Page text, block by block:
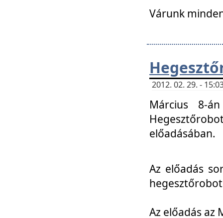
Várunk
2012. 02. 29. -
Március 8-
előadásában.
Az előadás
Az előadás az